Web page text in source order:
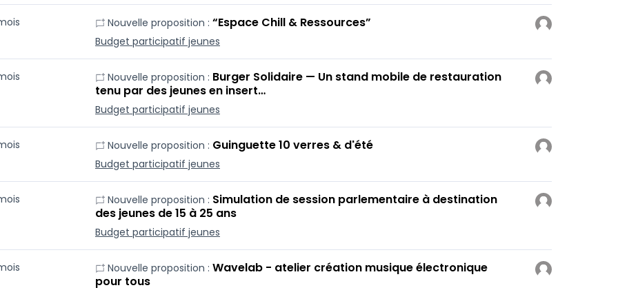
Nouvelle proposition : “Espace Chill & Ressources”
Budget participatif jeunes
Nouvelle proposition : Burger Solidaire — Un stand mobile de restauration
tenu par des jeunes en insert…
Budget participatif jeunes
Nouvelle proposition : Guinguette 10 verres & d'été
Budget participatif jeunes
Nouvelle proposition : Simulation de session parlementaire à destination
des jeunes de 15 à 25 ans
Budget participatif jeunes
Nouvelle proposition : Wavelab - atelier création musique électronique
pour tous